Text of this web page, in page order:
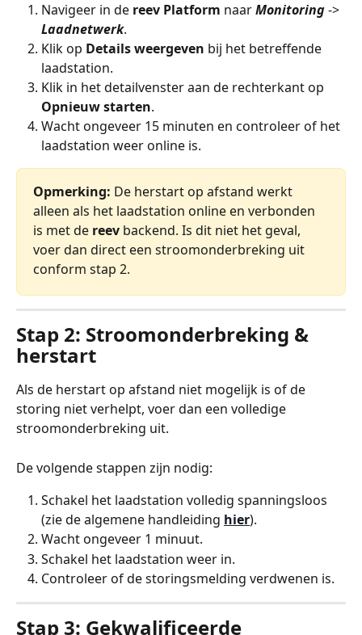
Navigeer in de reev Platform naar Monitoring ->
Laadnetwerk.
Klik op Details weergeven bij het betreffende
laadstation.
Klik in het detailvenster aan de rechterkant op
Opnieuw starten.
Wacht ongeveer 15 minuten en controleer of het
laadstation weer online is.
Opmerking: De herstart op afstand werkt
alleen als het laadstation online en verbonden
is met de reev backend. Is dit niet het geval,
voer dan direct een stroomonderbreking uit
conform stap 2.
Stap 2: Stroomonderbreking &
herstart
Als de herstart op afstand niet mogelijk is of de
storing niet verhelpt, voer dan een volledige
stroomonderbreking uit.
De volgende stappen zijn nodig:
Schakel het laadstation volledig spanningsloos
(zie de algemene handleiding hier).
Wacht ongeveer 1 minuut.
Schakel het laadstation weer in.
Controleer of de storingsmelding verdwenen is.
Stap 3: Gekwalificeerde